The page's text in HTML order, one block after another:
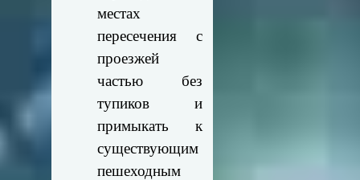
местах
пересечения с
проезжей
частью без
тупиков и
примыкать к
существующим
пешеходным